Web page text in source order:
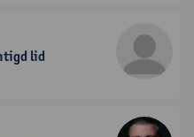
lid